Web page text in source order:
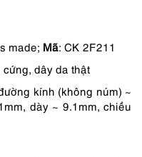
₫.
made; Mã: CK 2F211
dây da thật
kính (không núm) ~
dày ~ 9.1mm, chiều